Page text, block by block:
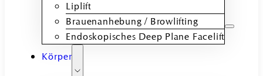
Liplift
Brauenanhebung / Browlifting
Endoskopisches Deep Plane Facelift
Körper